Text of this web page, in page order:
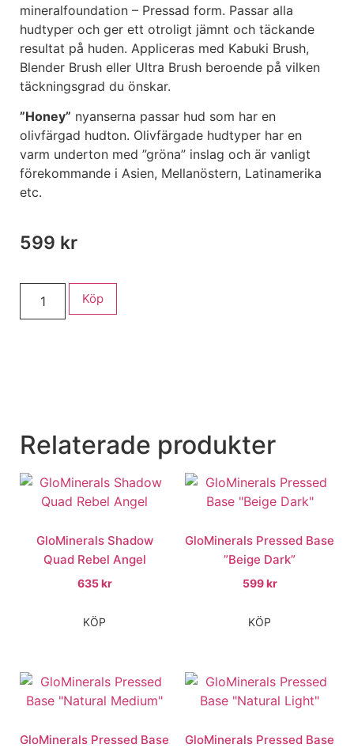
mineralfoundation – Pressad form. Passar alla
hudtyper och ger ett otroligt jämnt och täckande
resultat på huden. Appliceras med Kabuki Brush,
Blender Brush eller Ultra Brush beroende på vilken
täckningsgrad du önskar.
”Honey” nyanserna passar hud som har en
olivfärgad hudton. Olivfärgade hudtyper har en
varm underton med ”gröna” inslag och är vanligt
förekommande i Asien, Mellanöstern, Latinamerika
etc.
599 kr
Köp
Relaterade produkter
GloMinerals Shadow
Quad Rebel Angel
635kr
KÖP
GloMinerals Pressed Base
”Beige Dark”
599kr
KÖP
GloMinerals Pressed Base
GloMinerals Pressed Base